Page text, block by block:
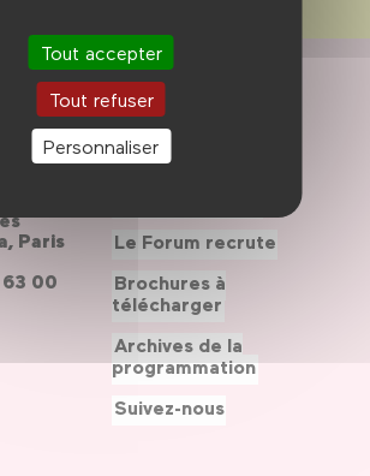
Tout accepter
Tout refuser
Personnaliser
Paris
00
Le Forum recrute
Brochures à
télécharger
Archives de la
programmation
Suivez-nous